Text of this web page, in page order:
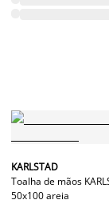
KARLSTAD
Toalha de mãos
50x100 areia